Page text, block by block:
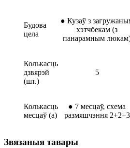
Будова
цела
● Кузаў з
хэтчбекам (з
панарамным
Колькасць
дзвярэй
(шт.)
5
Колькасць
месцаў (а)
● 7 месцаў, схема
размяшчэння 2+2+3
Звязаныя тавары